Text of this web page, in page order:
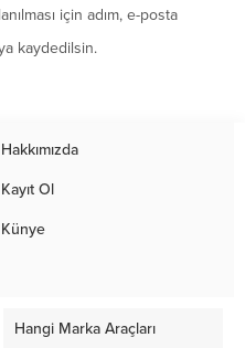
için adım, e-posta
kaydedilsin.
Hakkımızda
Kayıt Ol
Künye
Hangi Marka Araçları